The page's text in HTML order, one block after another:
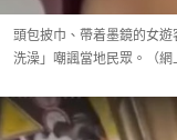
頭包披巾、帶着墨鏡的女
洗澡」嘲諷當地民眾。（網